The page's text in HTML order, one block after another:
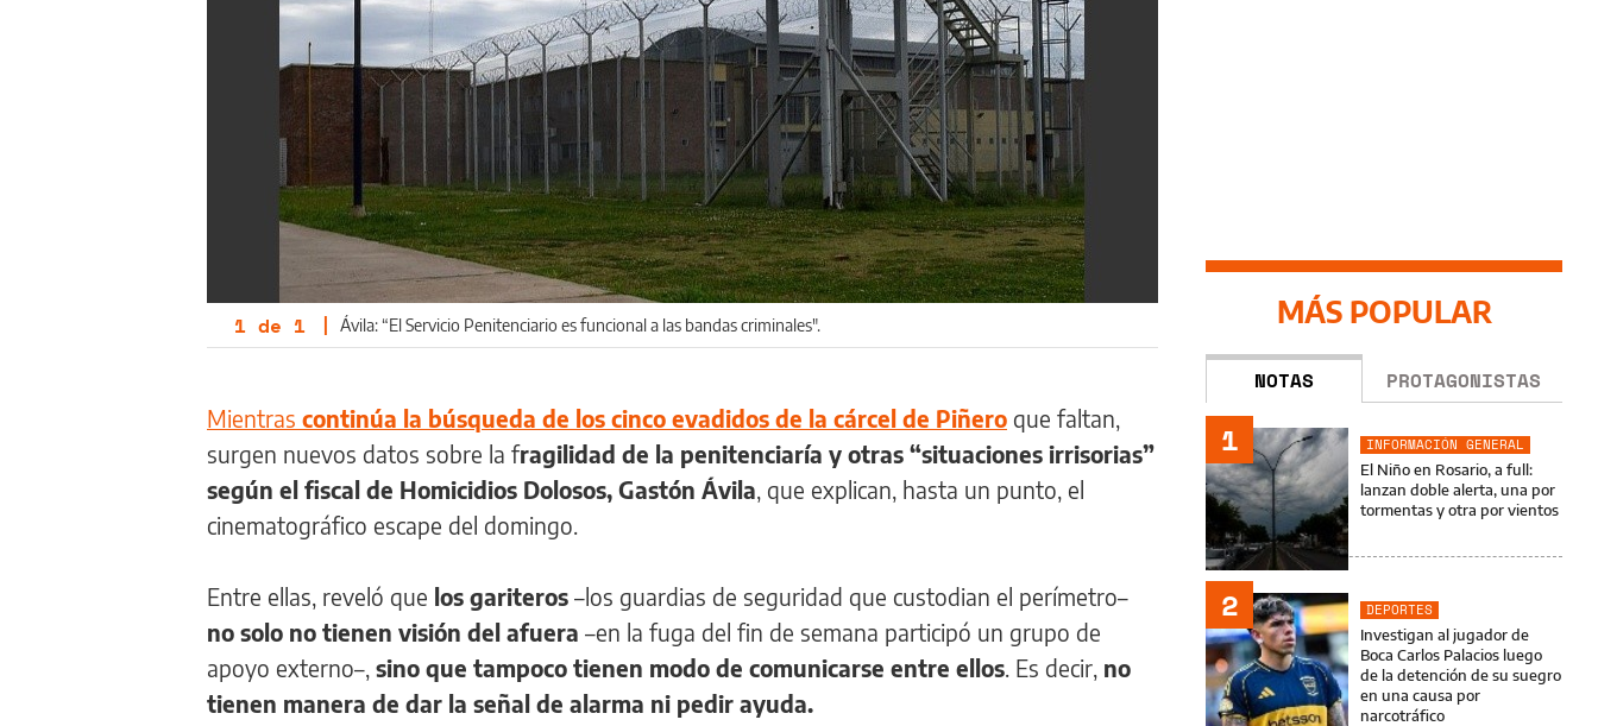
1 de 1 | Ávila: “El Servicio Penitenciario es funcional a las bandas criminales".
Mientras continúa la búsqueda de los cinco evadidos de la cárcel de Piñero que faltan,
surgen nuevos datos sobre la fragilidad de la penitenciaría y otras “situaciones irrisorias”
según el fiscal de Homicidios Dolosos, Gastón Ávila , que explican, hasta un punto, el
cinematográfico escape del domingo.
Entre ellas, reveló que los gariteros –los guardias de seguridad que custodian el perímetro–
no solo no tienen visión del afuera –en la fuga del fin de semana participó un grupo de
apoyo externo–, sino que tampoco tienen modo de comunicarse entre ellos . Es decir, no
tienen manera de dar la señal de alarma ni pedir ayuda.
MÁS POPULAR
NOTAS PROTAGONISTAS
1
INFORMACIÓN GENERAL
El Niño en Rosario, a full:
lanzan doble alerta, una por
tormentas y otra por vientos
2
DEPORTES
Investigan al jugador de
Boca Carlos Palacios luego
de la detención de su suegro
en una causa por
narcotráfico